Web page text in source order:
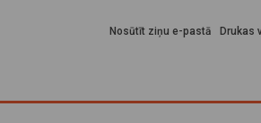
Drukas
Nosūtīt ziņu e-pastā